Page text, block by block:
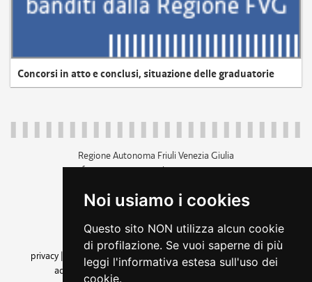
Noi usiamo i cookies
Questo sito NON utilizza alcun cookie
di profilazione. Se vuoi saperne di più
leggi l'informativa estesa sull'uso dei
cookie.
Concorsi in atto e conclusi, situazione delle graduatorie
Regione Autonoma Friuli Venezia Giulia
c.f. 80014930327; p.iva 00526040324
+39 040 3771111
amministrazione trasparente
privacy
cookie |note legali accessibilità
dichiarazione di
accessibilità| feedback cambio preferenze cookie